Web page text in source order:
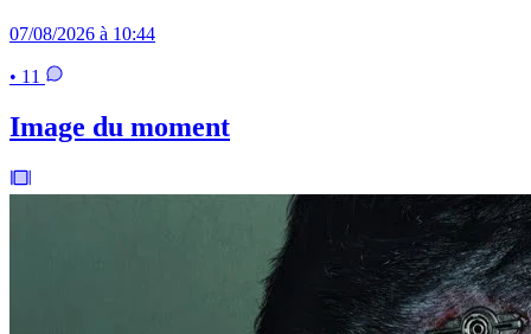
07/08/2026 à 10:44
• 11
Image du moment